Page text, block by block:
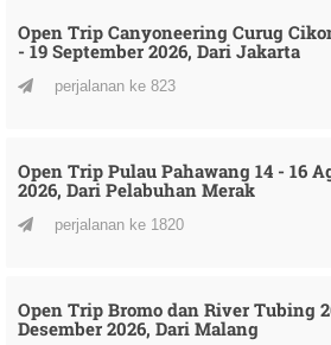
Open Trip Canyoneering Curug
- 19 September 2026, Dari Jakarta
perjalanan ke 823
Open Trip Pulau Pahawang 14 - 16
2026, Dari Pelabuhan Merak
perjalanan ke 1820
Open Trip Bromo dan River Tubing
Desember 2026, Dari Malang